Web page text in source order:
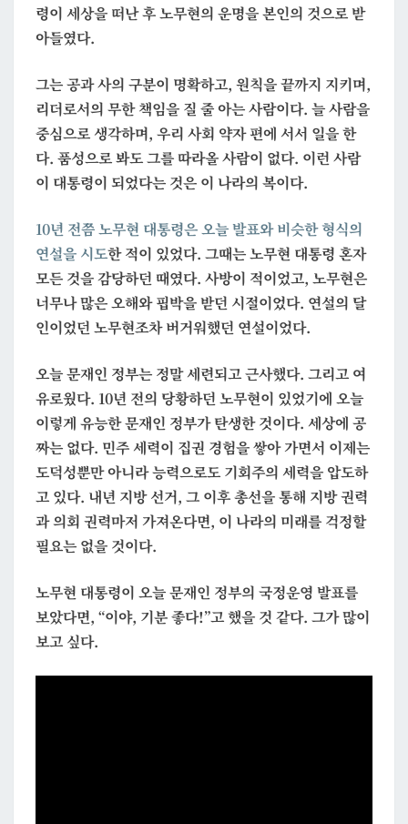
령이 세상을 떠난 후 노무현의 운명을 본인의 것으로 받
아들였다.
그는 공과 사의 구분이 명확하고, 원칙을 끝까지 지키며,
리더로서의 무한 책임을 질 줄 아는 사람이다. 늘 사람을
중심으로 생각하며, 우리 사회 약자 편에 서서 일을 한
다. 품성으로 봐도 그를 따라올 사람이 없다. 이런 사람
이 대통령이 되었다는 것은 이 나라의 복이다.
10년 전쯤 노무현 대통령은 오늘 발표와 비슷한 형식의
연설을 시도한 적이 있었다. 그때는 노무현 대통령 혼자
모든 것을 감당하던 때였다. 사방이 적이었고, 노무현은
너무나 많은 오해와 핍박을 받던 시절이었다. 연설의 달
인이었던 노무현조차 버거워했던 연설이었다.
오늘 문재인 정부는 정말 세련되고 근사했다. 그리고 여
유로웠다. 10년 전의 당황하던 노무현이 있었기에 오늘
이렇게 유능한 문재인 정부가 탄생한 것이다. 세상에 공
짜는 없다. 민주 세력이 집권 경험을 쌓아 가면서 이제는
도덕성뿐만 아니라 능력으로도 기회주의 세력을 압도하
고 있다. 내년 지방 선거, 그 이후 총선을 통해 지방 권력
과 의회 권력마저 가져온다면, 이 나라의 미래를 걱정할
필요는 없을 것이다.
노무현 대통령이 오늘 문재인 정부의 국정운영 발표를
보았다면, “이야, 기분 좋다!”고 했을 것 같다. 그가 많이
보고 싶다.